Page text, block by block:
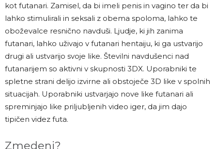
kot futanari. Zamisel, da bi imeli penis in vagino ter da bi
lahko stimulirali in seksali z obema spoloma, lahko te
oboževalce resnično navduši. Ljudje, ki jih zanima
futanari, lahko uživajo v futanari hentaiju, ki ga ustvarijo
drugi ali ustvarijo svoje like. Številni navdušenci nad
futanarijem so aktivni v skupnosti 3DX. Uporabniki te
spletne strani delijo izvirne ali obstoječe 3D like v spolnih
situacijah. Uporabniki ustvarjajo nove like futanari ali
spreminjajo like priljubljenih video iger, da jim dajo
tipičen videz futa.
Zmedeni?